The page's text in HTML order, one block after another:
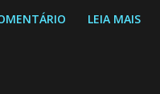
(CamilaLEIA MAIS